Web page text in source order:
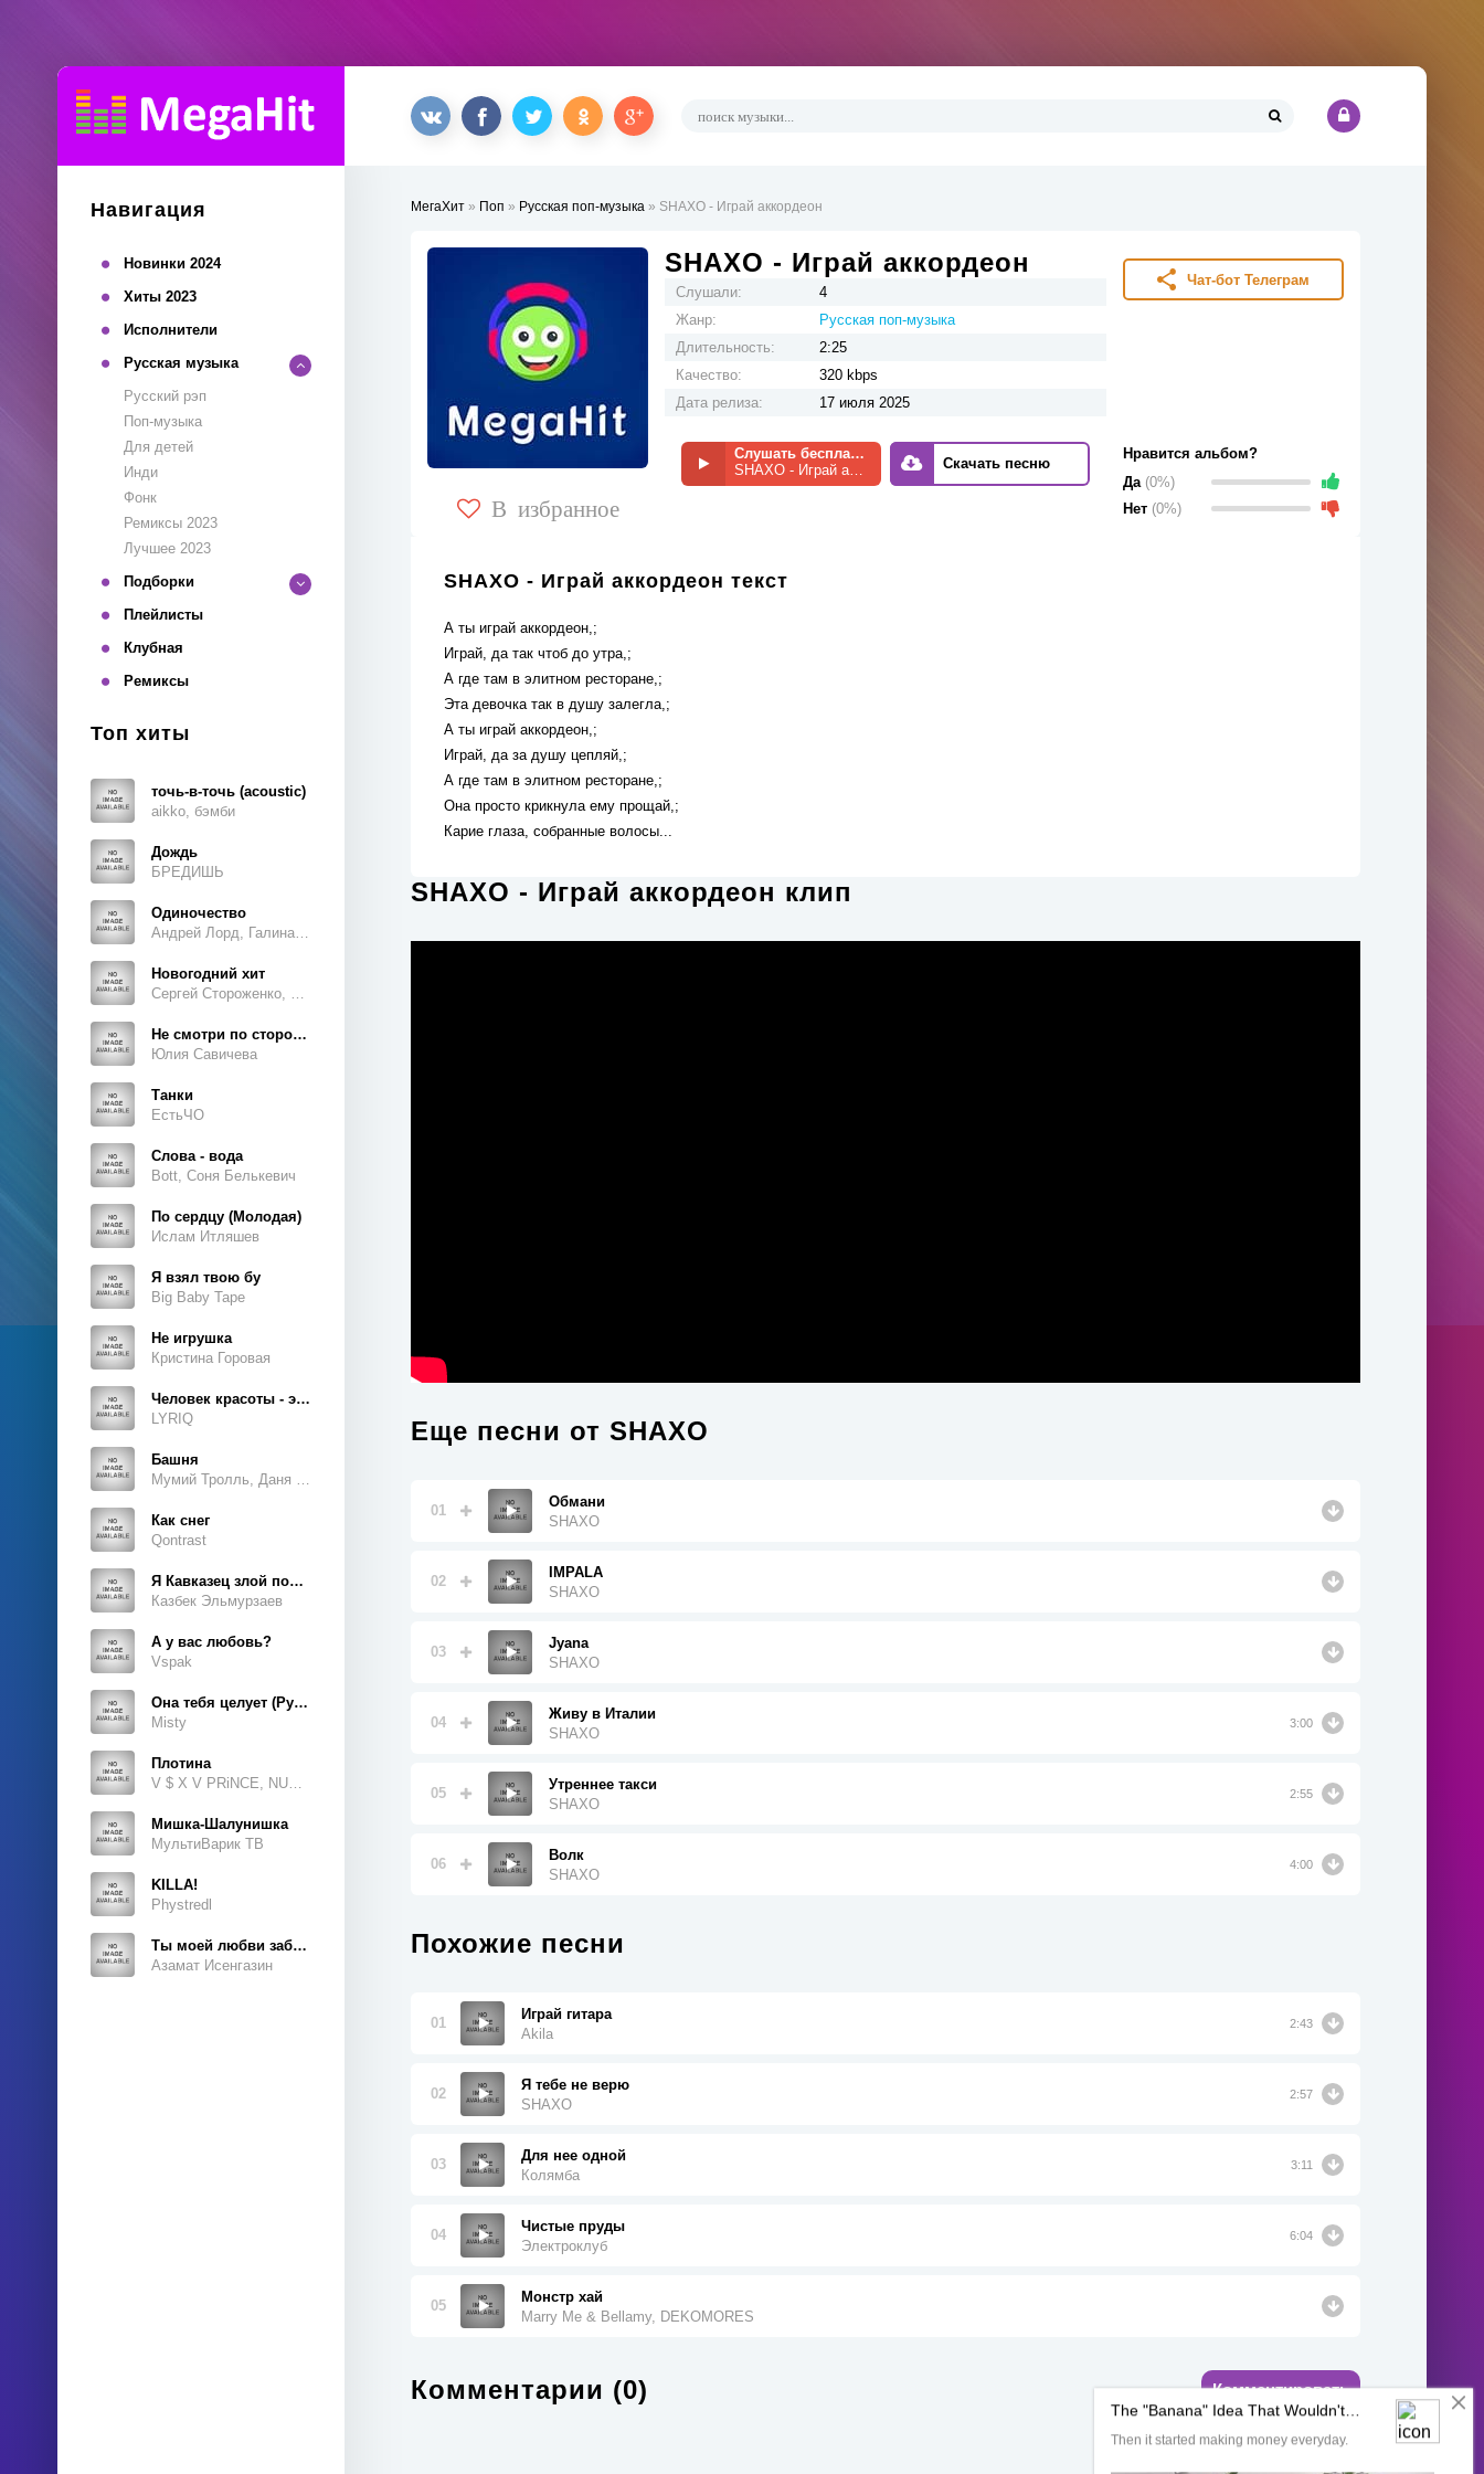
Навигация
Новинки 2024
Хиты 2023
Исполнители
Русская музыка
Русский рэп
Поп-музыка
Для детей
Инди
Фонк
Ремиксы 2023
Лучшее 2023
Подборки
Плейлисты
Клубная
Ремиксы
Топ хиты
точь-в-точь (acoustic)
aikko, бэмби
Дождь
БРЕДИШЬ
Одиночество
Новогодний хит
Не смотри по сторонам
Юлия Савичева
Танки
ЕстьЧО
Слова - вода
Bott, Соня Белькевич
По сердцу (Молодая)
Ислам Итляшев
Я взял твою бу
Big Baby Tape
Не игрушка
Кристина Горовая
Человек красоты - это ты, это ты, это ты
LYRIQ
Башня
Как снег
Qontrast
Я Кавказец злой породы
Казбек Эльмурзаев
А у вас любовь?
Vspak
Она тебя целует (Руки Вверх Cover)
Misty
Плотина
Мишка-Шалунишка
МультиВарик ТВ
KILLA!
Phystredl
Ты моей любви забытая тайна
Азамат Исенгазин
МегаХит » Поп » Русская поп-музыка » SHAXO - Играй аккордеон
В избранное
SHAXO - Играй аккордеон
Слушали:
4
Жанр:
Русская поп-музыка
Длительность:
2:25
Качество:
320 kbps
Дата релиза:
17 июля 2025
Слушать бесплатно
SHAXO - Играй аккордеон
Скачать песню
Чат-бот Телеграм
Нравится альбом?
Да (0%)
Нет (0%)
SHAXO - Играй аккордеон текст
А ты играй аккордеон,;
Играй, да так чтоб до утра,;
А где там в элитном ресторане,;
Эта девочка так в душу залегла,;
А ты играй аккордеон,;
Играй, да за душу цепляй,;
А где там в элитном ресторане,;
Она просто крикнула ему прощай,;
Карие глаза, собранные волосы...
SHAXO - Играй аккордеон клип
Еще песни от SHAXO
01
Обмани
SHAXO
02
IMPALA
SHAXO
03
Jyana
SHAXO
04
Живу в Италии
SHAXO
3:00
05
Утреннее такси
SHAXO
2:55
06
Волк
SHAXO
4:00
Похожие песни
01
Играй гитара
Akila
2:43
02
Я тебе не верю
SHAXO
2:57
03
Для нее одной
Колямба
3:11
04
Чистые пруды
Электроклуб
6:04
05
Монстр хай
Marry Me & Bellamy, DEKOMORES
Комментарии (0) Комментировать